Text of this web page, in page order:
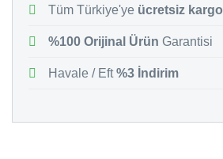
Tüm Türkiye'ye ücretsiz kargo
%100 Orijinal Ürün Garantisi
Havale / Eft%3 İndirim